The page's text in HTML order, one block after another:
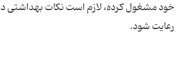
خود مشغول كرده، لازم است نكات بهداشتی